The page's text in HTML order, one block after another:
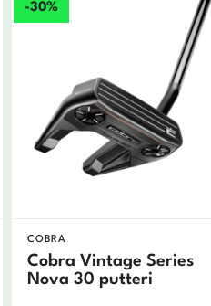
-30%
COBRA
Cobra Vintage Series
Nova 30 putteri